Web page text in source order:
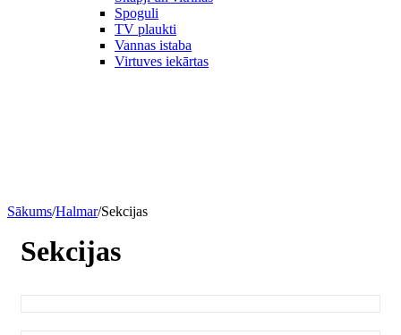
Spoguli
TV plaukti
Vannas istaba
Virtuves iekārtas
Sākums/Halmar/Sekcijas
Sekcijas